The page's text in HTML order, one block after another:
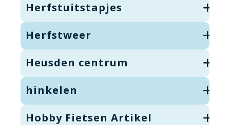
Herfstuitstapjes
Herfstweer
Heusden centrum
hinkelen
Hobby Fietsen Artikel